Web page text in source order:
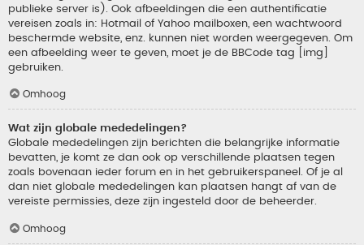
publieke server is). Ook afbeeldingen die een authentificatie
vereisen zoals in: Hotmail of Yahoo mailboxen, een wachtwoord
beschermde website, enz. kunnen niet worden weergegeven. Om
een afbeelding weer te geven, moet je de BBCode tag [img]
gebruiken.
Omhoog
Wat zijn globale mededelingen?
Globale mededelingen zijn berichten die belangrijke informatie
bevatten, je komt ze dan ook op verschillende plaatsen tegen
zoals bovenaan ieder forum en in het gebruikerspaneel. Of je al
dan niet globale mededelingen kan plaatsen hangt af van de
vereiste permissies, deze zijn ingesteld door de beheerder.
Omhoog